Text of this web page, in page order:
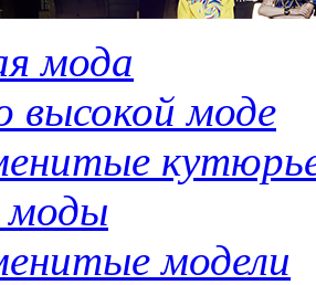
мода
высокой моде
моды
модели